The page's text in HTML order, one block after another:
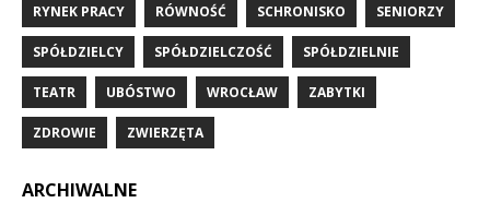
RYNEK PRACY RÓWNOŚĆ SCHRONISKO SENIORZY
SPÓŁDZIELCY SPÓŁDZIELCZOŚĆ SPÓŁDZIELNIE
TEATR UBÓSTWO WROCŁAW ZABYTKI
ZDROWIE ZWIERZĘTA
ARCHIWALNE